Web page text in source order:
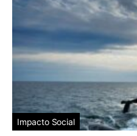
Impacto Social